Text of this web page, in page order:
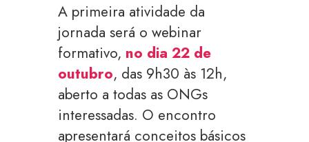
A primeira atividade da
jornada será o webinar
formativo, no dia 22 de
outubro, das 9h30 às 12h,
aberto a todas as ONGs
interessadas. O encontro
apresentará conceitos básicos